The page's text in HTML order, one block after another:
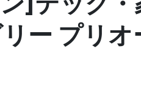
ンダー
ィセンター
WADIZアワード ↗︎
ー プリ